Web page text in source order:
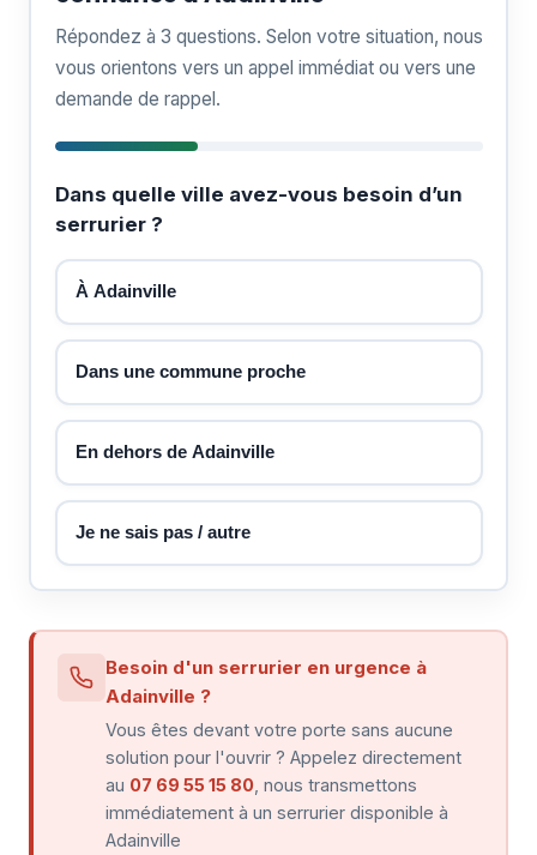
Répondez à 3 questions. Selon votre situation, nous
vous orientons vers un appel immédiat ou vers une
demande de rappel.
Dans quelle ville avez-vous besoin d’un
serrurier ?
À Adainville
Dans une commune proche
En dehors de Adainville
Je ne sais pas / autre
Besoin d'un serrurier en urgence à
Adainville ?
Vous êtes devant votre porte sans aucune
solution pour l'ouvrir ? Appelez directement
au 07 69 55 15 80 , nous transmettons
immédiatement à un serrurier disponible à
Adainville